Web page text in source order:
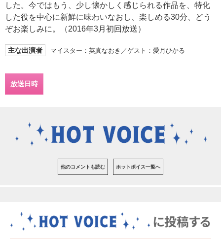
した。今ではもう、少し懐かしく感じられる作品を、特化
した役を中心に新鮮に味わいなおし、楽しめる30分、どう
ぞお楽しみに。（2016年3月初回放送）
主な出演者 マイスター：英真なおき／ゲスト：愛月ひかる
放送日時
他のコメントも読む ホットボイス一覧へ